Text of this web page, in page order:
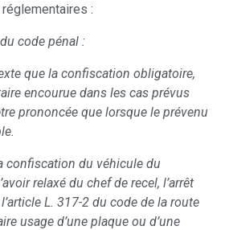
:
code pénal :
que la confiscation obligatoire,
encourue dans les cas prévus
prononcée que lorsque le prévenu
confiscation du véhicule du
relaxé du chef de recel, l’arrêt
L. 317-2 du code de la route
usage d’une plaque ou d’une